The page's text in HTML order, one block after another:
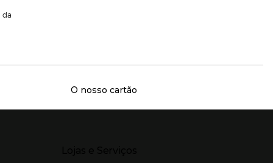
da
O nosso cartão